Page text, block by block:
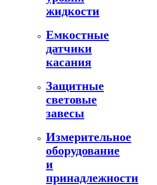
жидкости
Емкостные
датчики
касания
Защитные
световые
завесы
Измерительное
оборудование
и
принадлежности